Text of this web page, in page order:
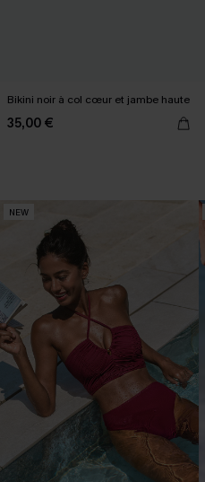
Bikini noir à col cœur et jambe haute
35,00 €
NEW